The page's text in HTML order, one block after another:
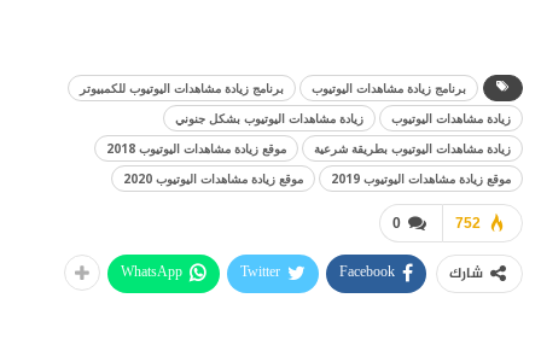
برنامج زيادة مشاهدات اليوتيوب
برنامج زيادة مشاهدات اليوتيوب للكمبيوتر
زيادة مشاهدات اليوتيوب
زيادة مشاهدات اليوتيوب بشكل جنوني
زيادة مشاهدات اليوتيوب بطريقة شرعية
موقع زيادة مشاهدات اليوتيوب 2018
موقع زيادة مشاهدات اليوتيوب 2019
موقع زيادة مشاهدات اليوتيوب 2020
0 752
شارك Facebook
Twitter
WhatsApp